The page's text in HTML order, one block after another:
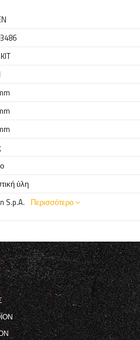
ύλη
S.p.A. Περισσότερο